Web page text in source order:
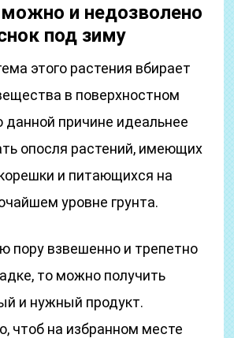
и недозволено
под зиму
этого растения вбирает
в поверхностном
данной причине идеальнее
опосля растений, имеющих
и питающихся на
уровне грунта.
пору взвешенно и трепетно
то можно получить
и нужный продукт.
чтоб на избранном месте